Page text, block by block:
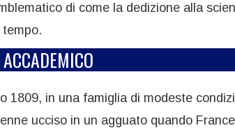
di come la dedizione alla
tempo.
1809, in una famiglia di modeste
ucciso in un agguato quando